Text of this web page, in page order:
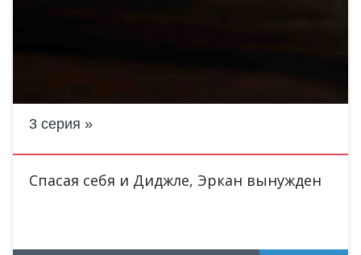
3 серия
Спасая себя и Диджле, Эркан вынужден